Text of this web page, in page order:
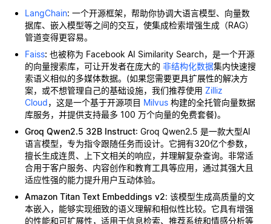
LangChain: 一个开源框架，帮助你协调大语言模型、向量数
据库、嵌入模型等之间的交互，使集成检索增强生成（RAG）
管道变得更容易。
Faiss: 也被称为 Facebook AI Similarity Search，是一个开源
的向量搜索库，可让开发者在庞大的 非结构化数据集内快速搜
索语义相似的多媒体数据。(如果您需要更具扩展性的解决方
案，或不想管理自己的基础设施，我们推荐使用 Zilliz
Cloud，这是一个基于开源项目 Milvus 构建的全托管向量数据
库服务，并提供支持最多 100 万个向量的免费套餐)。
Groq Qwen2.5 32B Instruct: Groq Qwen2.5 是一款大型AI
语言模型，专为指令跟随任务而设计。它拥有320亿个参数，
擅长生成连贯、上下文相关的响应，并理解复杂查询。非常适
合用于客户服务、内容创作和教育工具等应用，通过其强大且
适应性强的能力提升用户互动体验。
Amazon Titan Text Embeddings v2: 该模型生成高质量的文
本嵌入，能够实现细致的语义理解和相似性比较。它具有增强
的性能和可扩展性，适用于信息检索、推荐系统和情感分析等